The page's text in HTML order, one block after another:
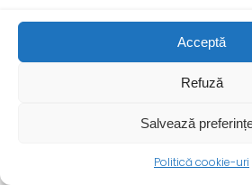
Acceptă
Refuză
Salvează
Politică cookie-uri
Ziua Mondială a Sănătății –